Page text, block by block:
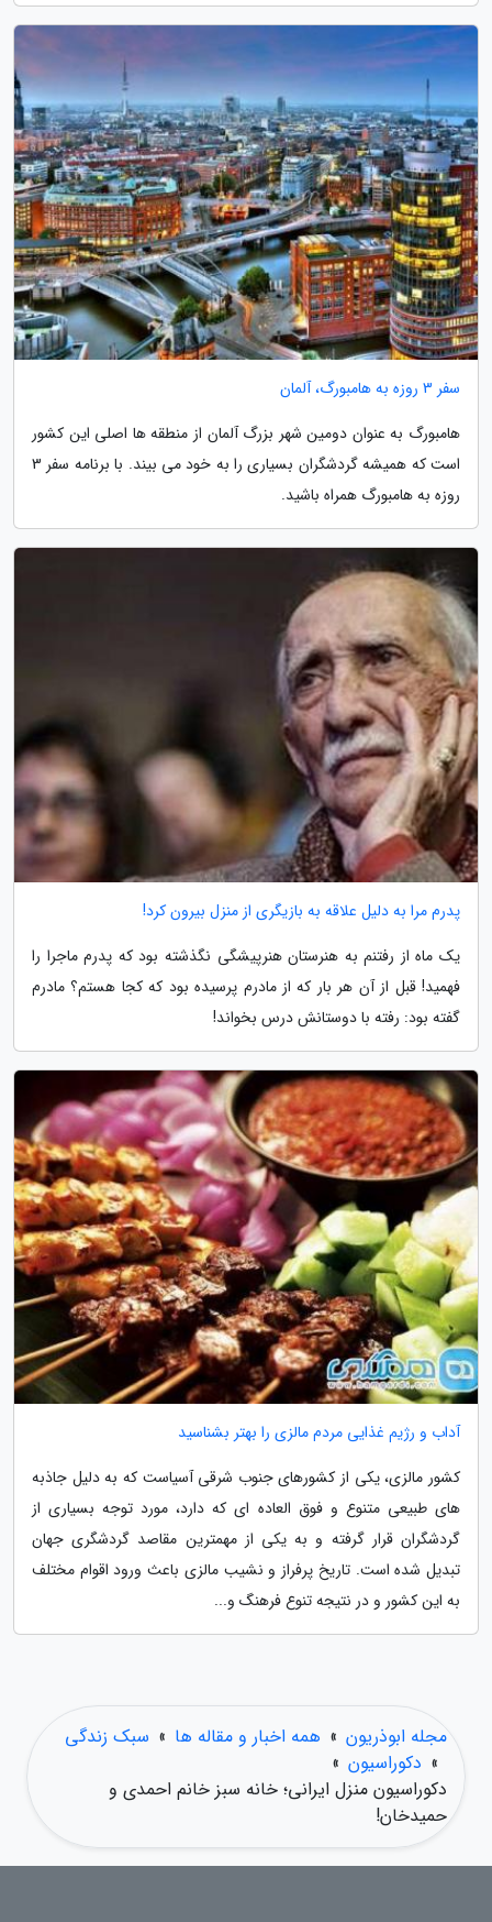
سفر 3 روزه به هامبورگ، آلمان
هامبورگ به عنوان دومین شهر بزرگ آلمان از منطقه ها اصلی این کشور
است که همیشه گردشگران بسیاری را به خود می بیند. با برنامه سفر 3
روزه به هامبورگ همراه باشید.
پدرم مرا به دلیل علاقه به بازیگری از منزل بیرون کرد!
یک ماه از رفتنم به هنرستان هنرپیشگی نگذشته بود که پدرم ماجرا را
فهمید! قبل از آن هر بار که از مادرم پرسیده بود که کجا هستم؟ مادرم
گفته بود: رفته با دوستانش درس بخواند!
آداب و رژیم غذایی مردم مالزی را بهتر بشناسید
کشور مالزی، یکی از کشورهای جنوب شرقی آسیاست که به دلیل جاذبه
های طبیعی متنوع و فوق العاده ای که دارد، مورد توجه بسیاری از
گردشگران قرار گرفته و به یکی از مهمترین مقاصد گردشگری جهان
تبدیل شده است. تاریخ پرفراز و نشیب مالزی باعث ورود اقوام مختلف
به این کشور و در نتیجه تنوع فرهنگ و...
مجله ابوذریون » همه اخبار و مقاله ها » سبک زندگی
» دکوراسیون »
دکوراسیون منزل ایرانی؛ خانه سبز خانم احمدی و
حمیدخان!